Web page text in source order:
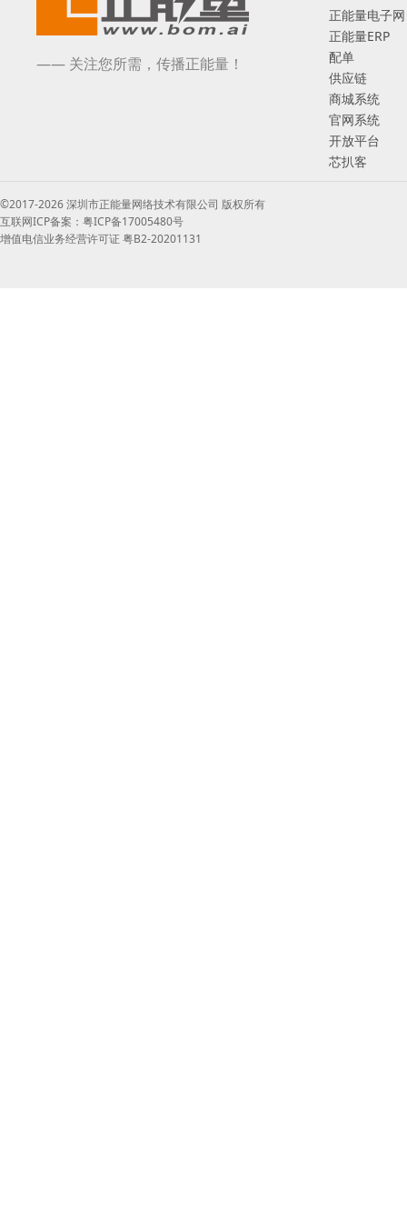
—— 关注您所需，传播正能量！
正能量电子网
正能量ERP
配单
供应链
商城系统
官网系统
开放平台
芯扒客
©2017-2026 深圳市正能量网络技术有限公司 版权所有
互联网ICP备案：粤ICP备17005480号
增值电信业务经营许可证 粤B2-20201131